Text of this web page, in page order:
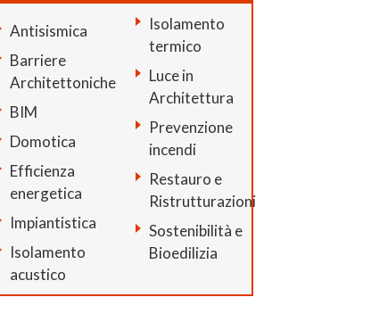
Antisismica
Barriere
Architettoniche
BIM
Domotica
Efficienza
energetica
Impiantistica
Isolamento
acustico
Isolamento
termico
Luce in
Architettura
Prevenzione
incendi
Restauro e
Ristrutturazioni
Sostenibilità e
Bioedilizia